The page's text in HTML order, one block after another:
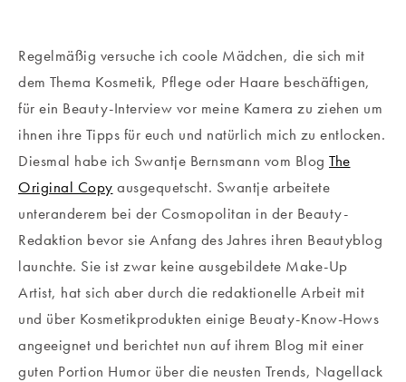
Regelmäßig versuche ich coole Mädchen, die sich mit
dem Thema Kosmetik, Pflege oder Haare beschäftigen,
für ein Beauty-Interview vor meine Kamera zu ziehen um
ihnen ihre Tipps für euch und natürlich mich zu entlocken.
Diesmal habe ich Swantje Bernsmann vom Blog The
Original Copy ausgequetscht. Swantje arbeitete
unteranderem bei der Cosmopolitan in der Beauty-
Redaktion bevor sie Anfang des Jahres ihren Beautyblog
launchte. Sie ist zwar keine ausgebildete Make-Up
Artist, hat sich aber durch die redaktionelle Arbeit mit
und über Kosmetikprodukten einige Beuaty-Know-Hows
angeeignet und berichtet nun auf ihrem Blog mit einer
guten Portion Humor über die neusten Trends, Nagellack